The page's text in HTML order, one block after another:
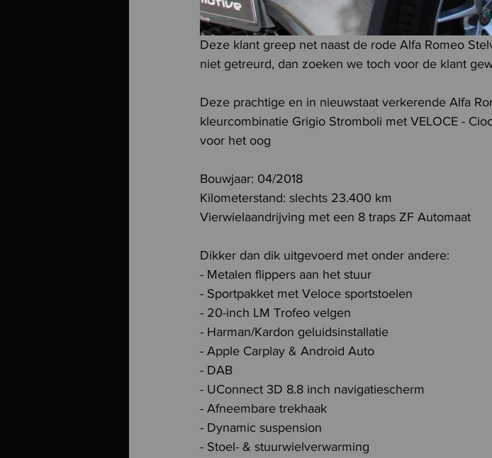
Deze klant greep net naast de rode Alfa Romeo
niet getreurd, dan zoeken we toch voor de klant
Deze prachtige en in nieuwstaat verkerende Alfa
kleurcombinatie Grigio Stromboli met VELOCE -
voor het oog
Bouwjaar: 04/2018
Kilometerstand: slechts 23.400 km
Vierwielaandrijving met een 8 traps ZF Automaat
Dikker dan dik uitgevoerd met onder andere:
- Metalen flippers aan het stuur
- Sportpakket met Veloce sportstoelen
- 20-inch LM Trofeo velgen
- Harman/Kardon geluidsinstallatie
- Apple Carplay & Android Auto
- DAB
- UConnect 3D 8.8 inch navigatiescherm
- Afneembare trekhaak
- Dynamic suspension
- Stoel- & stuurwielverwarming